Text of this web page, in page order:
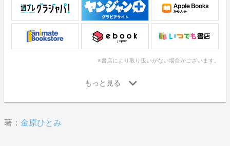
※書店により取り扱いがない場合がございます。
著： 金原ひとみ